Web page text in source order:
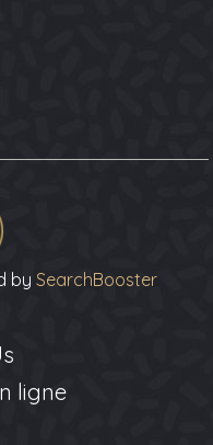
bySearchBooster
ligne